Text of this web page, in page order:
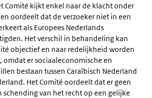
Comité kijkt enkel naar de klacht onder
oordeelt dat de verzoeker niet in een
als Europees Nederlands
Het verschil in behandeling kan
objectief en naar redelijkheid worden
omdat er sociaaleconomische en
bestaan tussen Caraïbisch Nederland
Het Comité oordeelt dat er geen
schending van het recht op een gelijke